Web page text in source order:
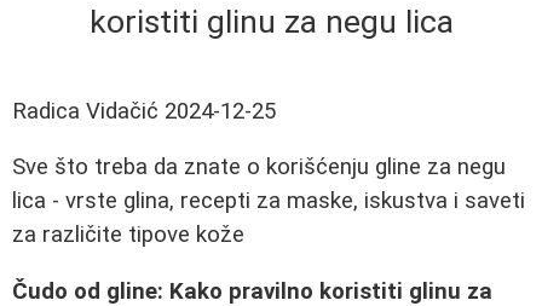
koristiti glinu za negu lica
Radica Vidačić 2024-12-25
Sve što treba da znate o korišćenju gline za negu
lica - vrste glina, recepti za maske, iskustva i saveti
za različite tipove kože
Čudo od gline: Kako pravilno koristiti glinu za